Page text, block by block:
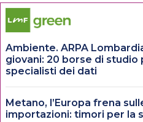
Ambiente. ARPA
giovani: 20 borse di
specialisti dei dati
Metano, l’Europa frena
importazioni: timori per la